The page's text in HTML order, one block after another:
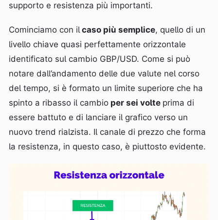
supporto e resistenza più importanti.
Cominciamo con ilcaso più semplice, quello di un
livello chiave quasi perfettamente orizzontale
identificato sul cambio GBP/USD. Come si può
notare dall’andamento delle due valute nel corso
del tempo, si è formato un limite superiore che ha
spinto a ribasso il cambio per sei volte prima di
essere battuto e di lanciare il grafico verso un
nuovo trend rialzista. Il canale di prezzo che forma
la resistenza, in questo caso, è piuttosto evidente.